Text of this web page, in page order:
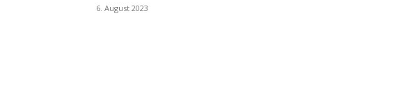
6. August 2023